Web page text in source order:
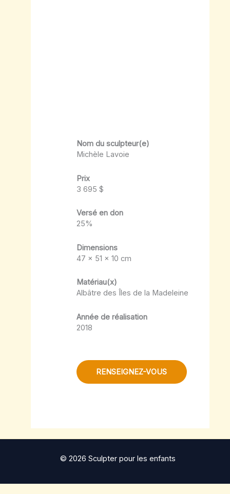
Nom du sculpteur(e)
Michèle Lavoie
Prix
3 695 $
Versé en don
25%
Dimensions
47 x 51 x 10 cm
Matériau(x)
Albâtre des Îles de la Madeleine
Année de réalisation
2018
RENSEIGNEZ-VOUS
© 2026 Sculpter pour les enfants